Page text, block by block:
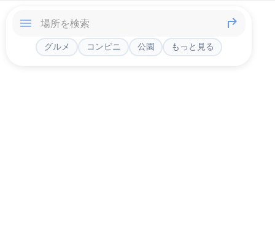
グルメ コンビニ 公園 もっと見る